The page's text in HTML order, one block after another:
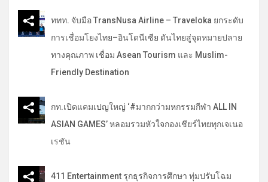
ททท. จับมือ TransNusa Airline – Traveloka ยกระดับ
การเชื่อมโยงไทย–อินโดนีเซีย ดันไทยสู่จุดหมายปลาย
ทางคุณภาพ เชื่อม Asean Tourism และ Muslim-
Friendly Destination
กท.เปิดแคมเปญใหญ่ ‘#มากกว่ามหกรรมกีฬา ALL IN
ASIAN GAMES’ หลอมรวมหัวใจกองเชียร์ไทยทุกเจเนอ
เรชัน
411 Entertainment รุกธุรกิจการศึกษา ทุ่มปรับโฉม